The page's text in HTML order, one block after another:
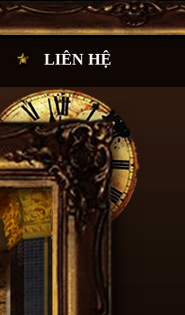
LIÊN HỆ